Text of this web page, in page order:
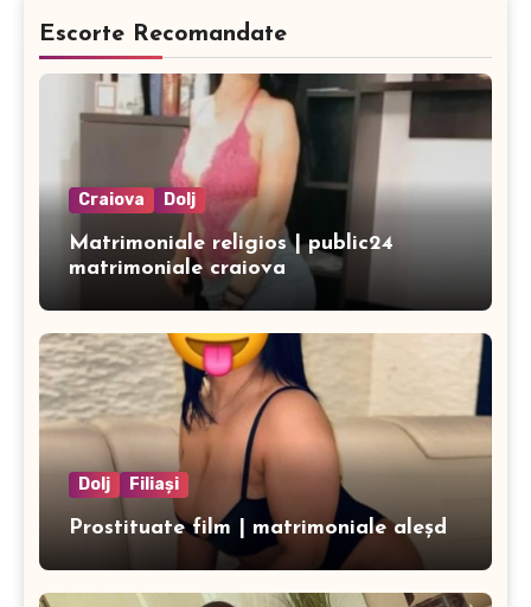
Escorte Recomandate
Craiova Dolj
Matrimoniale religios | public24
matrimoniale craiova
Dolj Filiași
Prostituate film | matrimoniale aleșd